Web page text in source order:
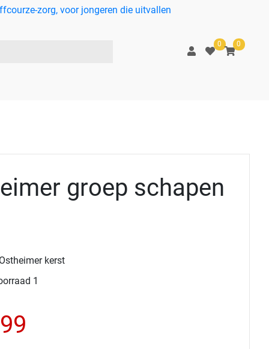
zorg, voor jongeren die uitvallen
0 0
groep schapen
kerst
1